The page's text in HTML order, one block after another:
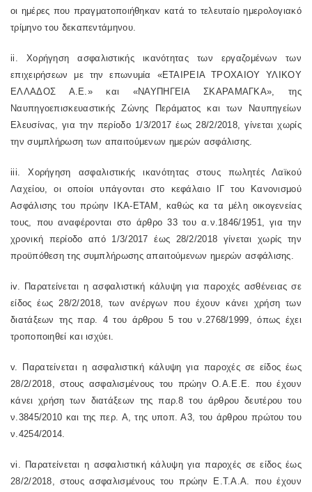
οι ημέρες που πραγματοποιήθηκαν κατά το τελευταίο ημερολογιακό
τρίμηνο του δεκαπεντάμηνου.
ii . Χορήγηση ασφαλιστικής ικανότητας των εργαζομένων των
επιχειρήσεων με την επωνυμία «ΕΤΑΙΡΕΙΑ ΤΡΟΧΑΙΟΥ ΥΛΙΚΟΥ
ΕΛΛΑΔΟΣ Α.Ε.» και «ΝΑΥΠΗΓΕΙΑ ΣΚΑΡΑΜΑΓΚΑ», της
Ναυπηγοεπισκευαστικής Ζώνης Περάματος και των Ναυπηγείων
Ελευσίνας, για την περίοδο 1/3/2017 έως 28/2/2018, γίνεται χωρίς
την συμπλήρωση των απαιτούμενων ημερών ασφάλισης.
iii. Χορήγηση ασφαλιστικής ικανότητας στους πωλητές Λαϊκού
Λαχείου, οι οποίοι υπάγονται στο κεφάλαιο ΙΓ του Κανονισμού
Ασφάλισης του πρώην ΙΚΑ-ΕΤΑΜ, καθώς κα τα μέλη οικογενείας
τους, που αναφέρονται στο άρθρο 33 του α.ν.1846/1951, για την
χρονική περίοδο από 1/3/2017 έως 28/2/2018 γίνεται χωρίς την
προϋπόθεση της συμπλήρωσης απαιτούμενων ημερών ασφάλισης.
iv. Παρατείνεται η ασφαλιστική κάλυψη για παροχές ασθένειας σε
είδος έως 28/2/2018, των ανέργων που έχουν κάνει χρήση των
διατάξεων της παρ. 4 του άρθρου 5 του ν.2768/1999, όπως έχει
τροποποιηθεί και ισχύει.
v. Παρατείνεται η ασφαλιστική κάλυψη για παροχές σε είδος έως
28/2/2018, στους ασφαλισμένους του πρώην Ο.Α.Ε.Ε. που έχουν
κάνει χρήση των διατάξεων της παρ.8 του άρθρου δευτέρου του
ν.3845/2010 και της περ. Α, της υποπ. Α3, του άρθρου πρώτου του
ν.4254/2014.
vi . Παρατείνεται η ασφαλιστική κάλυψη για παροχές σε είδος έως
28/2/2018, στους ασφαλισμένους του πρώην Ε.Τ.Α.Α. που έχουν